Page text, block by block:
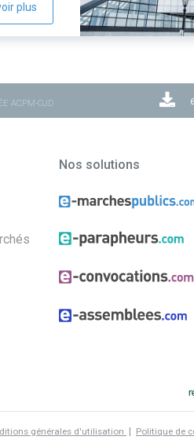
plus
ACPM-OJD
Nos solutions
générales d'utilisation | Politique de